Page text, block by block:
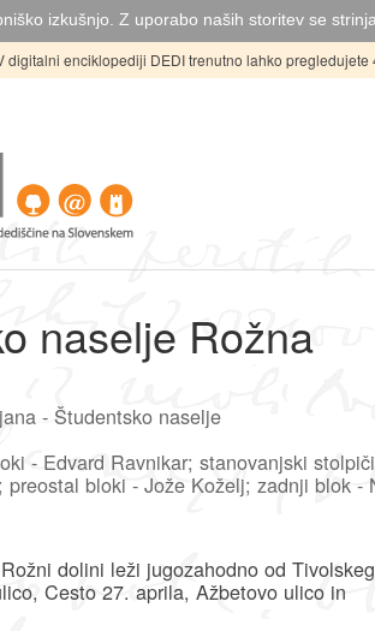
izkušnjo. Z uporabo naših storitev se
digitalni enciklopediji DEDI trenutno lahko
naselje Rožna
- Študentsko naselje
- Edvard Ravnikar; stanovanjski
preostal bloki - Jože Koželj; zadnji blok -
dolini leži jugozahodno od
Cesto 27. aprila, Ažbetovo ulico in